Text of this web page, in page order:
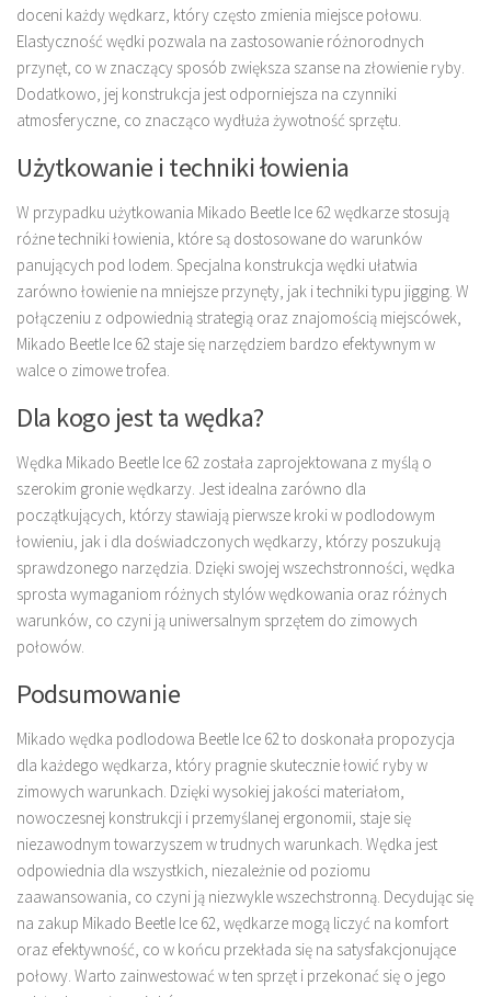
doceni każdy wędkarz, który często zmienia miejsce połowu.
Elastyczność wędki pozwala na zastosowanie różnorodnych
przynęt, co w znaczący sposób zwiększa szanse na złowienie ryby.
Dodatkowo, jej konstrukcja jest odporniejsza na czynniki
atmosferyczne, co znacząco wydłuża żywotność sprzętu.
Użytkowanie i techniki łowienia
W przypadku użytkowania Mikado Beetle Ice 62 wędkarze stosują
różne techniki łowienia, które są dostosowane do warunków
panujących pod lodem. Specjalna konstrukcja wędki ułatwia
zarówno łowienie na mniejsze przynęty, jak i techniki typu jigging. W
połączeniu z odpowiednią strategią oraz znajomością miejscówek,
Mikado Beetle Ice 62 staje się narzędziem bardzo efektywnym w
walce o zimowe trofea.
Dla kogo jest ta wędka?
Wędka Mikado Beetle Ice 62 została zaprojektowana z myślą o
szerokim gronie wędkarzy. Jest idealna zarówno dla
początkujących, którzy stawiają pierwsze kroki w podlodowym
łowieniu, jak i dla doświadczonych wędkarzy, którzy poszukują
sprawdzonego narzędzia. Dzięki swojej wszechstronności, wędka
sprosta wymaganiom różnych stylów wędkowania oraz różnych
warunków, co czyni ją uniwersalnym sprzętem do zimowych
połowów.
Podsumowanie
Mikado wędka podlodowa Beetle Ice 62 to doskonała propozycja
dla każdego wędkarza, który pragnie skutecznie łowić ryby w
zimowych warunkach. Dzięki wysokiej jakości materiałom,
nowoczesnej konstrukcji i przemyślanej ergonomii, staje się
niezawodnym towarzyszem w trudnych warunkach. Wędka jest
odpowiednia dla wszystkich, niezależnie od poziomu
zaawansowania, co czyni ją niezwykle wszechstronną. Decydując się
na zakup Mikado Beetle Ice 62, wędkarze mogą liczyć na komfort
oraz efektywność, co w końcu przekłada się na satysfakcjonujące
połowy. Warto zainwestować w ten sprzęt i przekonać się o jego